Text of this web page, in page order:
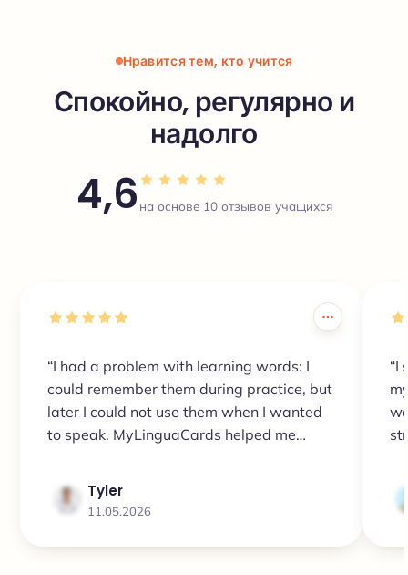
Нравится тем, кто учится
Спокойно, регулярно и
надолго
4,6 на основе 10 отзывов учащихся
“I had a problem with learning words: I
could remember them during practice, but
later I could not use them when I wanted
to speak. MyLinguaCards helped me
the words come to my head much faster.”
Tyler
11.05.2026
“I